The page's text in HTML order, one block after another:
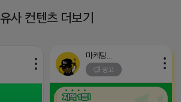
유사 컨텐츠 더보기
광고